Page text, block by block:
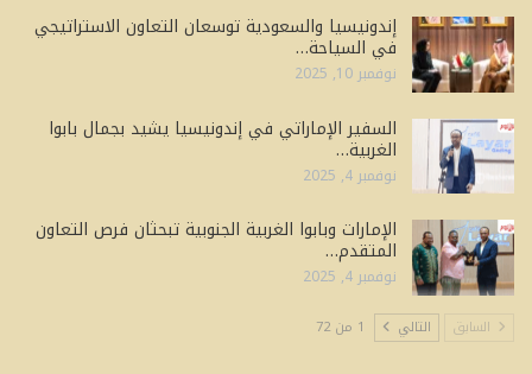
إندونيسيا والسعودية توسعان التعاون الاستراتيجي
في السياحة…
نوفمبر 10, 2025
السفير الإماراتي في إندونيسيا يشيد بجمال بابوا
الغربية…
نوفمبر 4, 2025
الإمارات وبابوا الغربية الجنوبية تبحثان فرص التعاون
المتقدم…
نوفمبر 4, 2025
السابق التالي 1 من 72